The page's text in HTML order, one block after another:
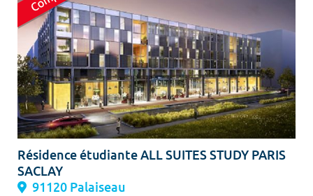
Résidence étudiante ALL SUITES STUDY PARIS
SACLAY
91120 Palaiseau